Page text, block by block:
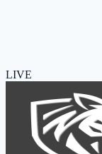
LIVE